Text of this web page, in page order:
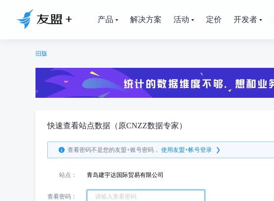
产品 解决方案 活动 定价 开发者
旧版
快速查看站点数据（原CNZZ数据专家）
查看密码不是您的友盟+账号密码， 使用友盟+帐号登录
站点： 青岛建宇达国际贸易有限公司
查看密码：